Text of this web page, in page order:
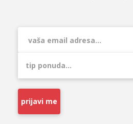
prijavi me